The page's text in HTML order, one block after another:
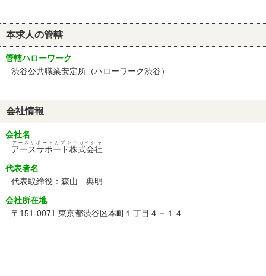
本求人の管轄
管轄ハローワーク
渋谷公共職業安定所（ハローワーク渋谷）
会社情報
会社名
アースサポート株式会社
アースサポートカブシキガイシャ
代表者名
代表取締役：森山 典明
会社所在地
〒151-0071 東京都渋谷区本町１丁目４－１４